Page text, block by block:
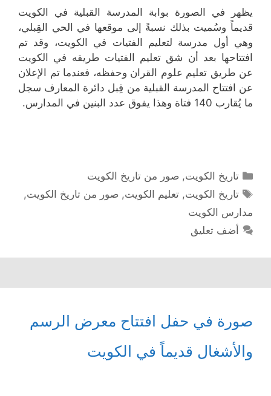
يظهر في الصورة بوابة المدرسة القبلية في الكويت
قديماً وسُميت بذلك نسبةً إلى موقعها في الحي القِبلي،
وهي أول مدرسة لتعليم الفتيات في الكويت، وقد تم
افتتاحها بعد أن شق تعليم الفتيات طريقه في الكويت
عن طريق تعليم علوم القران وحفظه، فعندما تم الإعلان
عن افتتاح المدرسة القبلية من قِبل دائرة المعارف سجل
ما يُقارب 140 فتاة وهذا يفوق عدد البنين في المدارس.
التصنيفات
تاريخ الكويت, صور من تاريخ الكويت
الوسوم
تاريخ الكويت,تعليم الكويت, صور من تاريخ الكويت,
مدارس الكويت
أضف تعليق
صورة في حفل افتتاح معرض الرسم
والأشغال قديماً في الكويت